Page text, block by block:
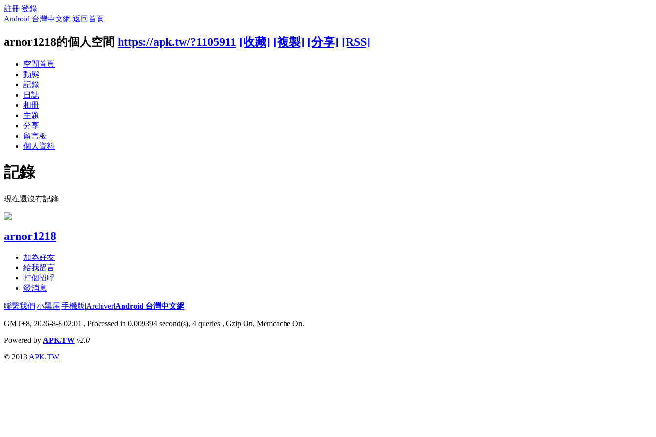
註冊 登錄
Android 台灣中文網 返回首頁
arnor1218的個人空間 https://apk.tw/?1105911 [收藏] [複製] [分享] [RSS]
空間首頁
動態
記錄
日誌
相冊
主題
分享
留言板
個人資料
記錄
現在還沒有記錄
arnor1218
加為好友
給我留言
打個招呼
發消息
聯繫我們|小黑屋|手機版|Archiver|Android 台灣中文網
GMT+8, 2026-8-8 02:01 , Processed in 0.009394 second(s), 4 queries , Gzip On, Memcache On.
Powered by APK.TW v2.0
© 2013 APK.TW